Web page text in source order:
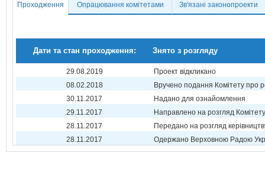
Проходження Опрацювання комітетами Зв'язані законопроекти
Дати та стан проходження: Знято з розгляду
29.08.2019
Проект відкликано
08.02.2018
Вручено подання Комітету про
30.11.2017
Надано для ознайомлення
29.11.2017
Направлено на розгляд Комітету
28.11.2017
Передано на розгляд
28.11.2017
Одержано Верховною Радою